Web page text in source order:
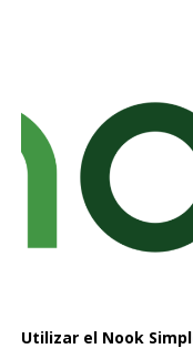
Utilizar el Nook